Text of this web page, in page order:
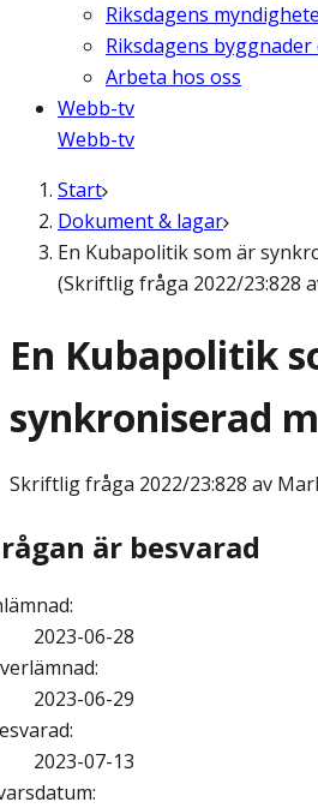
Riksdagens
Riksdagens
Arbeta hos oss
Webb-tv
Webb-tv
Start
Dokument & lagar
En Kubapolitik som är
(Skriftlig fråga 2022/23:828
En Kubapolitik
synkroniserad
Skriftlig fråga 2022/23:828 av
är besvarad
:
2023-06-28
:
2023-06-29
:
2023-07-13
: